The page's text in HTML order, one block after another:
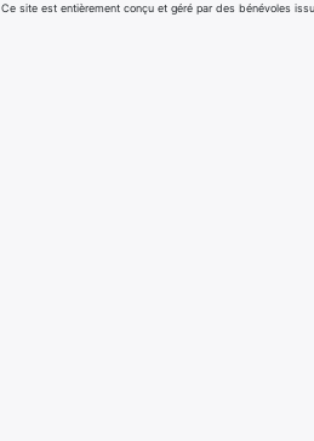
Ce site est entièrement conçu et géré par des bénévoles